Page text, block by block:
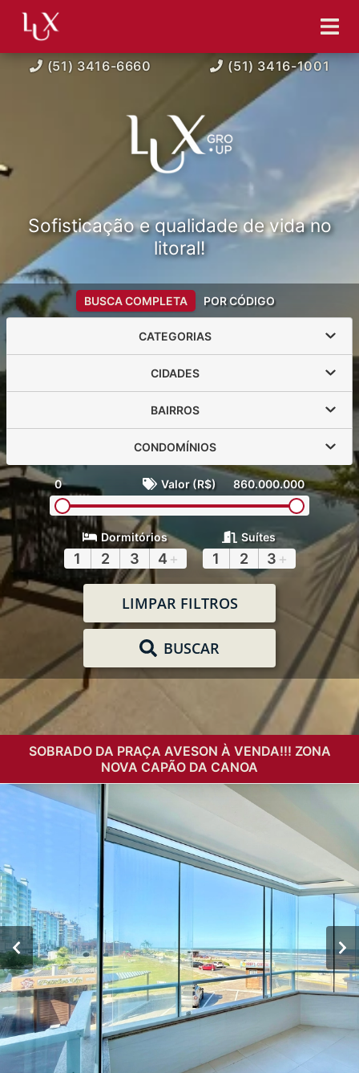
(51) 3416-6660 (51) 3416-1001
Sofisticação e qualidade de vida no
litoral!
BUSCA COMPLETA POR CÓDIGO
CATEGORIAS
CIDADES
BAIRROS
CONDOMÍNIOS
0 Valor (R$) 860.000.000
Dormitórios
1 2 3 4 +
Suítes
1 2 3 +
LIMPAR FILTROS
BUSCAR
SOBRADO DA PRAÇA AVESON À VENDA!!! ZONA
NOVA CAPÃO DA CANOA